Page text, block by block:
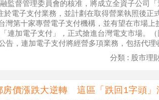
監督管理委員會的核准，將成立全資子公司
於電子支付業務，並計劃在取得營業執照後正
灣第十家專營電子支付機構，並有望在市場上
連加電子支付」，正式搶進台灣電支市場。
告，連加電子支付將經營多項業務，包括代理
分類 : 股市理
房價漲跌大逆轉 這區「跌回1字頭」